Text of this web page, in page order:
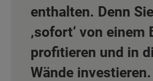
enthalten. Denn
‚sofort‘ von einem
profitieren und in
Wände investieren.